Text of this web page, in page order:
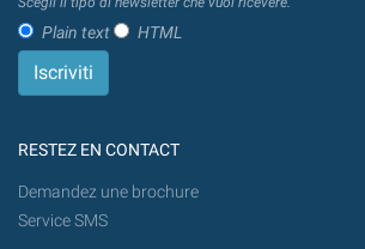
Plain text HTML
RESTEZ EN CONTACT
Demandez une brochure
Service SMS